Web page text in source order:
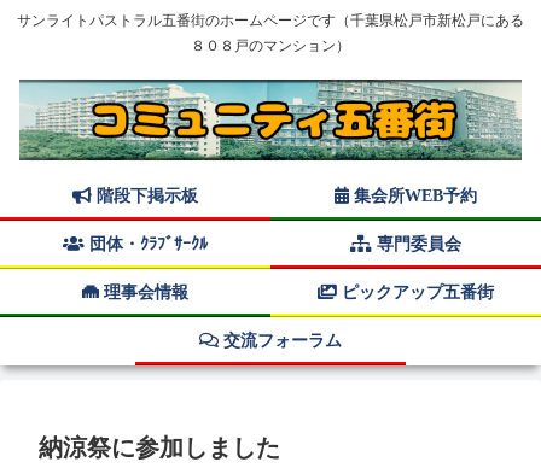
サンライトパストラル五番街のホームページです（千葉県松戸市新松戸にある
８０８戸のマンション）
階段下掲示板 集会所WEB予約
団体・ｸﾗﾌﾞｻｰｸﾙ 専門委員会
理事会情報 ピックアップ五番街
交流フォーラム
納涼祭に参加しました